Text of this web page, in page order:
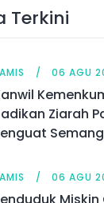
Terkini
06 AGU
Ziarah
06 AGU